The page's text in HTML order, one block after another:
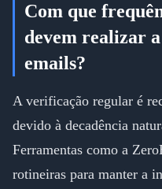
Com que
devem realizar
emails?
A verificação regular é
devido à decadência
Ferramentas como a
rotineiras para manter a